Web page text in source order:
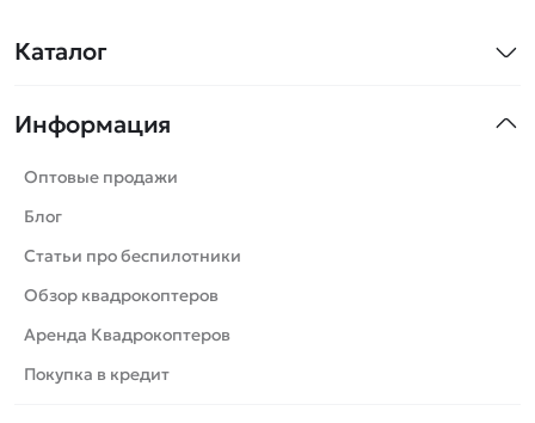
Каталог
Машинки
Танки
Вертолеты
Катера
Роботы
Самолеты
Сборные модели
Информация
Оптовые продажи
Блог
Статьи про беспилотники
Обзор квадрокоптеров
Аренда Квадрокоптеров
Покупка в кредит